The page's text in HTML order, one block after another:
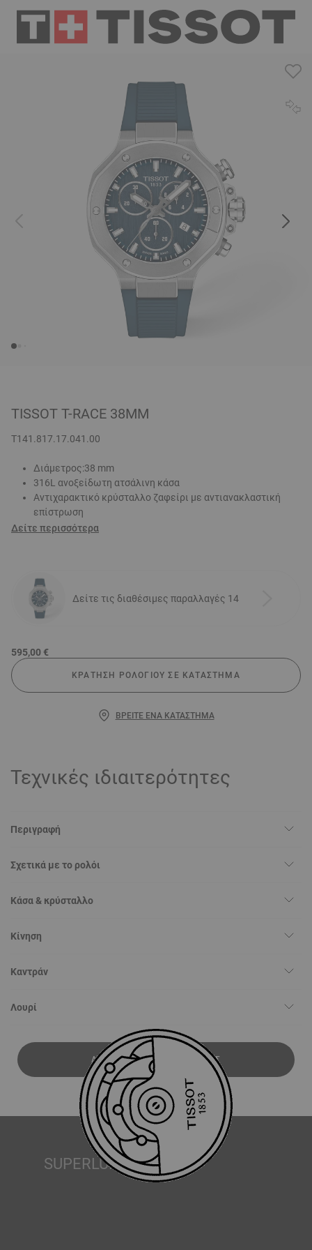
TISSOT T-RACE 38MM
T141.817.17.041.00
Διάμετρος:38 mm
316L ανοξείδωτη ατσάλινη κάσα
Αντιχαρακτικό κρύσταλλο ζαφείρι με αντιανακλαστική
επίστρωση
Δείτε περισσότερα
Δείτε τις διαθέσιμες παραλλαγές 14
595,00 €
ΚΡΆΤΗΣΗ ΡΟΛΟΓΙΟΎ ΣΕ ΚΑΤΆΣΤΗΜΑ
ΒΡΕΊΤΕ ΈΝΑ ΚΑΤΆΣΤΗΜΑ
Τεχνικές ιδιαιτερότητες
Περιγραφή
Σχετικά με το ρολόι
Κάσα & κρύσταλλο
Κίνηση
Καντράν
Λουρί
ΛΉΨΗ ΕΓΧΕΙΡΙΔΊΟΥ ΧΡΉΣΗΣ
SUPERLUMINOVA®
Η εξασφάλιση ορατότητας υπό όλες τις συνθήκες είναι